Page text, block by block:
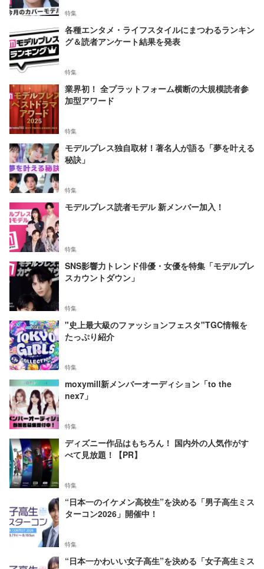
特集
各種エンタメ・ライフスタイルにまつわるランキン
グ＆読者アンケート結果を発表
特集
業界初！ 全プラットフォーム横断の大規模読者参
加型アワード
特集
モデルプレス独自取材！著名人が語る「夢を叶える
秘訣」
特集
モデルプレス読者モデル 新メンバー加入！
特集
SNS影響力トレンド俳優・女優を特集「モデルプレ
スカウントダウン」
特集
"史上最大級のファッションフェスタ"TGC情報を
たっぷり紹介
特集
moxymill新メンバーオーディション「to the
nex7」
特集
ディズニー作品はもちろん！ 国内外の人気作がす
べて見放題！【PR】
特集
“日本一のイケメン高校生”を決める「男子高生ミス
ターコン2026」開催中！
特集
“日本一かわいい女子高生”を決める「女子高生ミス